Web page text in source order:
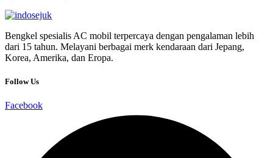
Bengkel spesialis AC mobil terpercaya dengan pengalaman lebih
dari 15 tahun. Melayani berbagai merk kendaraan dari Jepang,
Korea, Amerika, dan Eropa.
Follow Us
Facebook